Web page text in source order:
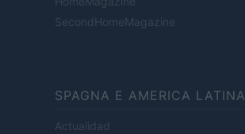
SecondHomeMagazine
SPAGNA E AMERICA LATINA
Actualidad